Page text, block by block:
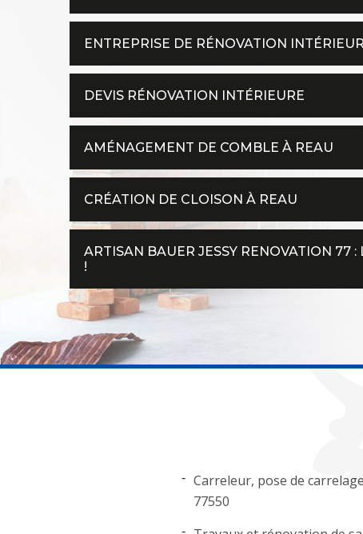
ENTREPRISE DE RÉNOVATION
DEVIS RÉNOVATION INTÉRIEURE
AMÉNAGEMENT DE COMBLE À REAU
CRÉATION DE CLOISON À REAU
ARTISAN BAUER JESSY RENOVATION 77
!
Carreleur, pose de
77550